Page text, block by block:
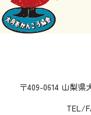
〒409-0614 山梨
TEL/